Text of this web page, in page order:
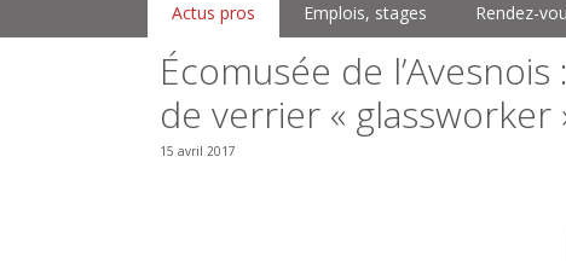
Actus pros Emplois, stages Rendez-
Écomusée de
de verrier « glassworker
15 avril 2017